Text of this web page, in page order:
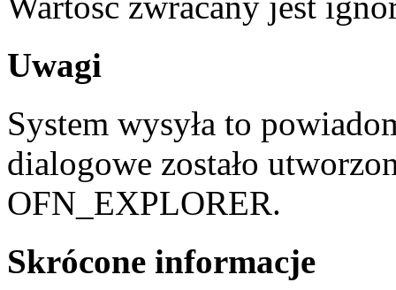
Uwagi
System wysyła to
dialogowe zostało
OFN_EXPLORER.
Skrócone informacje